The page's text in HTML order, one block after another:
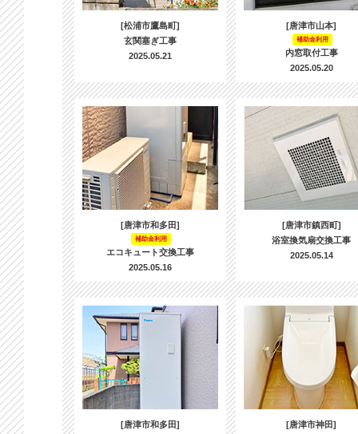
[松浦市鷹島町]
玄関塞ぎ工事
2025.05.21
[唐津市山本]
補助金利用
内窓取付工事
2025.05.20
[唐津市和多田]
補助金利用
エコキュート交換工事
2025.05.16
[唐津市鎮西町]
浴室換気扇交換工事
2025.05.14
[唐津市和多田]
[唐津市神田]